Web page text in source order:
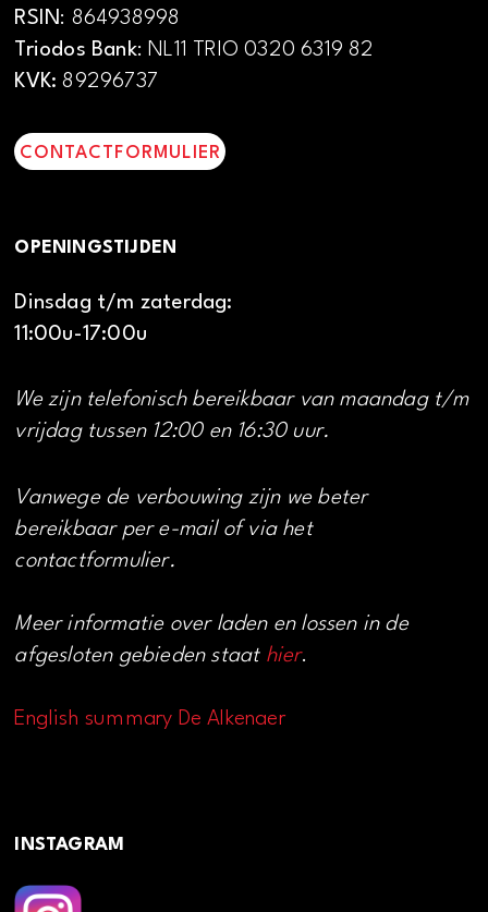
RSIN: 864938998
Triodos Bank: NL11 TRIO 0320 6319 82
KVK: 89296737
CONTACTFORMULIER
OPENINGSTIJDEN
Dinsdag t/m zaterdag:
11:00u-17:00u
We zijn telefonisch bereikbaar van maandag t/m
vrijdag tussen 12:00 en 16:30 uur.
Vanwege de verbouwing zijn we beter
bereikbaar per e-mail of via het
contactformulier.
Meer informatie over laden en lossen in de
afgesloten gebieden staat hier.
English summary De Alkenaer
INSTAGRAM